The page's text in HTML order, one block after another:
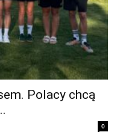
Polacy chcą
0